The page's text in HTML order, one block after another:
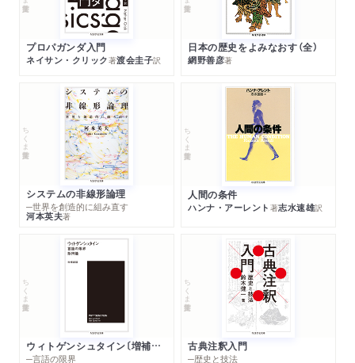
プロパガンダ入門
ネイサン・クリック著渡会圭子訳
日本の歴史をよみなおす（全）
網野善彦著
ちくま学芸文庫
システムの非線形論理
─世界を創造的に組み直す
河本英夫著
ちくま学芸文庫
人間の条件
ハンナ・アーレント 著志水速雄訳
ちくま学芸文庫
ウィトゲンシュタイン〔増補新版〕
─言語の限界
ちくま学芸文庫
古典注釈入門
─歴史と技法